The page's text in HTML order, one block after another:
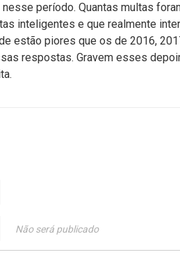
período. Quantas multas
inteligentes e que realmente
estão piores que os de 2016,
respostas. Gravem esses
Não será publicado